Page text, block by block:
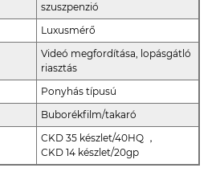
szuszpenzió
Luxusmérő
Videó megfordítása, lopásgátló
riasztás
Ponyhás típusú
Buborékfilm/takaró
CKD 35 készlet/40HQ ，
CKD 14 készlet/20gp